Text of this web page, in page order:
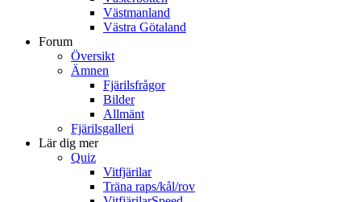
Västmanland
Västra Götaland
Forum
Översikt
Ämnen
Fjärilsfrågor
Bilder
Allmänt
Fjärilsgalleri
Lär dig mer
Quiz
Vitfjärilar
Träna raps/kål/rov